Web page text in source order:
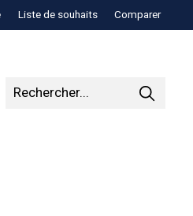
Liste de souhaits Comparer